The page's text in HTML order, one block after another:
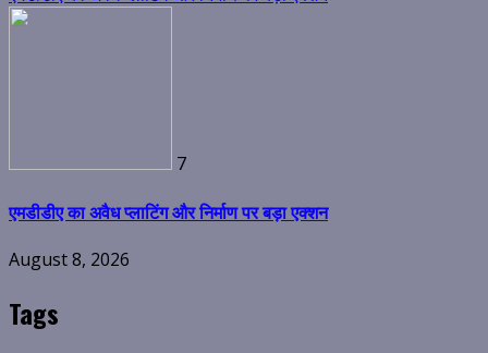
7
एमडीडीए का अवैध प्लाटिंग और निर्माण पर बड़ा एक्शन
August 8, 2026
Tags